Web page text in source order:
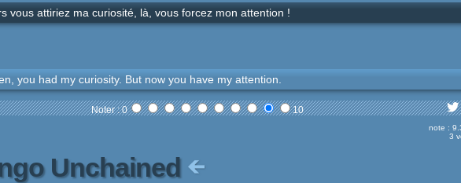
vous attiriez ma curiosité, là, vous forcez mon attention !
you had my curiosity. But now you have my attention.
Noter : 0 10
note :
3
Unchained